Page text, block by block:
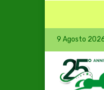
9 Agosto